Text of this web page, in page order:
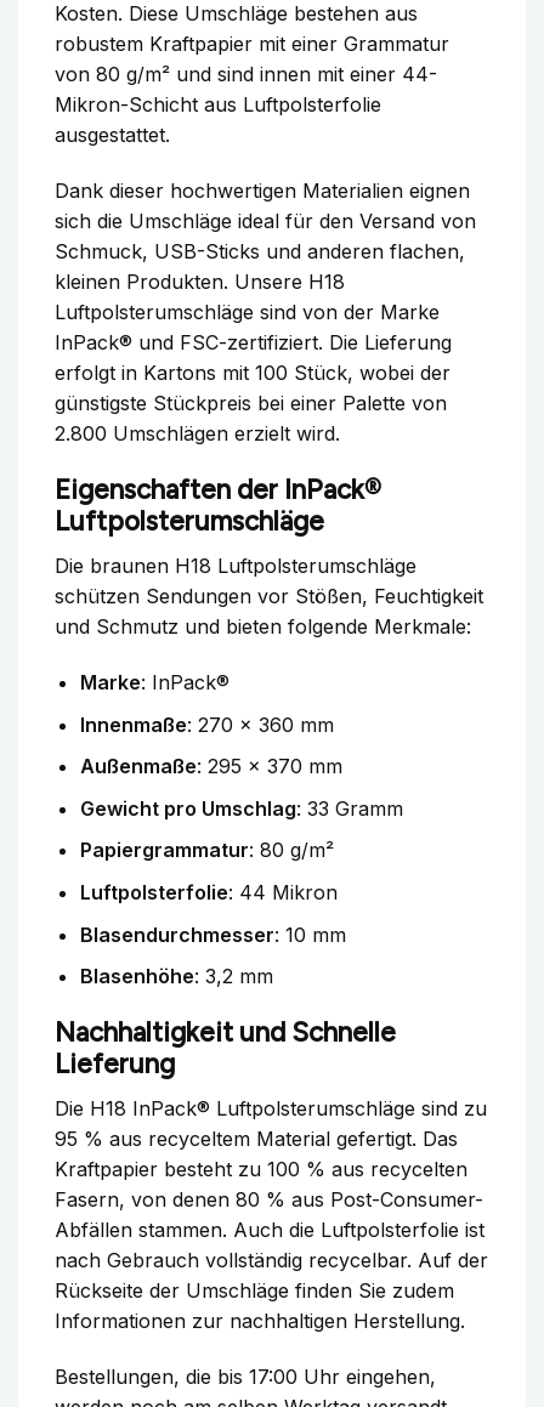
Kosten. Diese Umschläge bestehen aus
robustem Kraftpapier mit einer Grammatur
von 80 g/m² und sind innen mit einer 44-
Mikron-Schicht aus Luftpolsterfolie
ausgestattet.
Dank dieser hochwertigen Materialien eignen
sich die Umschläge ideal für den Versand von
Schmuck, USB-Sticks und anderen flachen,
kleinen Produkten. Unsere H18
Luftpolsterumschläge sind von der Marke
InPack® und FSC-zertifiziert. Die Lieferung
erfolgt in Kartons mit 100 Stück, wobei der
günstigste Stückpreis bei einer Palette von
2.800 Umschlägen erzielt wird.
Eigenschaften der InPack®
Luftpolsterumschläge
Die braunen H18 Luftpolsterumschläge
schützen Sendungen vor Stößen, Feuchtigkeit
und Schmutz und bieten folgende Merkmale:
Marke: InPack®
Innenmaße: 270 x 360 mm
Außenmaße: 295 x 370 mm
Gewicht pro Umschlag: 33 Gramm
Papiergrammatur: 80 g/m²
Luftpolsterfolie: 44 Mikron
Blasendurchmesser: 10 mm
Blasenhöhe: 3,2 mm
Nachhaltigkeit und Schnelle
Lieferung
Die H18 InPack® Luftpolsterumschläge sind zu
95 % aus recyceltem Material gefertigt. Das
Kraftpapier besteht zu 100 % aus recycelten
Fasern, von denen 80 % aus Post-Consumer-
Abfällen stammen. Auch die Luftpolsterfolie ist
nach Gebrauch vollständig recycelbar. Auf der
Rückseite der Umschläge finden Sie zudem
Informationen zur nachhaltigen Herstellung.
Bestellungen, die bis 17:00 Uhr eingehen,